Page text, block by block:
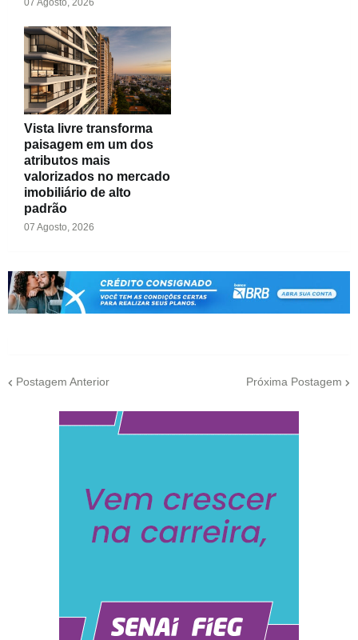
07 Agosto, 2026
Vista livre transforma
paisagem em um dos
atributos mais
valorizados no mercado
imobiliário de alto
padrão
07 Agosto, 2026
Postagem Anterior Próxima Postagem